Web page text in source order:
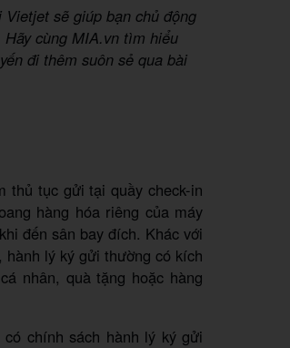
sẽ giúp bạn chủ động
cùng MIA.vn tìm hiểu
đi thêm suôn sẻ qua bài
thủ tục gửi tại quầy check-in
hàng hóa riêng của máy
đến sân bay đích. Khác với
lý ký gửi thường có kích
nhân, quà tặng hoặc hàng
chính sách hành lý ký gửi